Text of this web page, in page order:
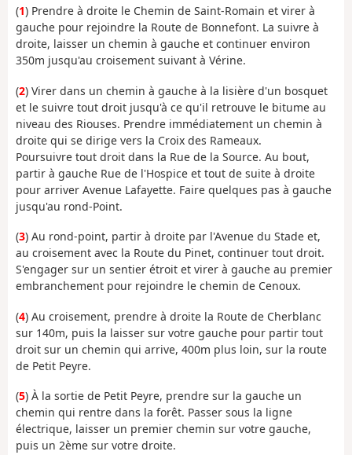
(1) Prendre à droite le Chemin de Saint-Romain et virer à
gauche pour rejoindre la Route de Bonnefont. La suivre à
droite, laisser un chemin à gauche et continuer environ
350m jusqu'au croisement suivant à Vérine.
(2) Virer dans un chemin à gauche à la lisière d'un bosquet
et le suivre tout droit jusqu'à ce qu'il retrouve le bitume au
niveau des Riouses. Prendre immédiatement un chemin à
droite qui se dirige vers la Croix des Rameaux.
Poursuivre tout droit dans la Rue de la Source. Au bout,
partir à gauche Rue de l'Hospice et tout de suite à droite
pour arriver Avenue Lafayette. Faire quelques pas à gauche
jusqu'au rond-Point.
(3) Au rond-point, partir à droite par l'Avenue du Stade et,
au croisement avec la Route du Pinet, continuer tout droit.
S'engager sur un sentier étroit et virer à gauche au premier
embranchement pour rejoindre le chemin de Cenoux.
(4) Au croisement, prendre à droite la Route de Cherblanc
sur 140m, puis la laisser sur votre gauche pour partir tout
droit sur un chemin qui arrive, 400m plus loin, sur la route
de Petit Peyre.
(5) À la sortie de Petit Peyre, prendre sur la gauche un
chemin qui rentre dans la forêt. Passer sous la ligne
électrique, laisser un premier chemin sur votre gauche,
puis un 2ème sur votre droite.